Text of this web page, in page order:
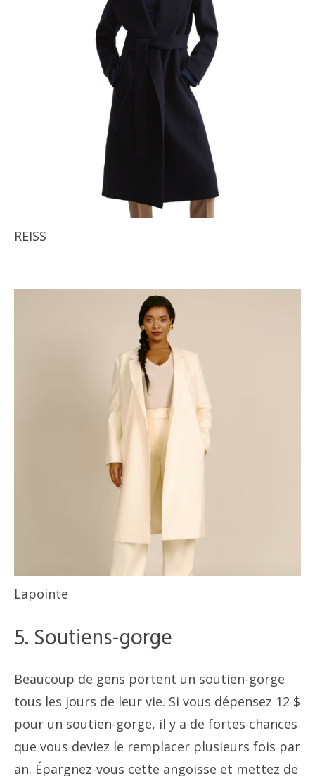
REISS
Lapointe
5. Soutiens-gorge
Beaucoup de gens portent un soutien-gorge
tous les jours de leur vie. Si vous dépensez 12 $
pour un soutien-gorge, il y a de fortes chances
que vous deviez le remplacer plusieurs fois par
an. Épargnez-vous cette angoisse et mettez de